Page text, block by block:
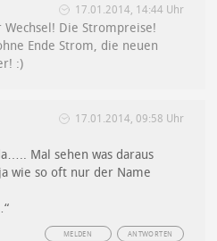
17.01.2014, 14:44 Uhr
Die Strompreise!
Ende Strom, die neuen
:)
17.01.2014, 09:58 Uhr
Mal sehen was daraus
wie so oft nur der Name
ANTWORTEN
MELDEN